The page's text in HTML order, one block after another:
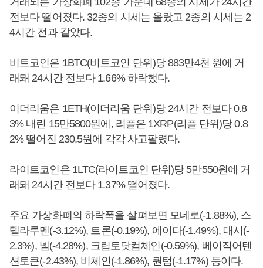
전보다 떨어졌다. 32종의 시세는 올랐고 2종의 시세는 2
4시간 전과 같았다.
비트코인은 1BTC(비트코인 단위)당 883만4천 원에 거
래돼 24시간 전보다 1.66% 하락했다.
이더리움은 1ETH(이더리움 단위)당 24시간 전보다 0.8
3% 내린 15만5800원에, 리플은 1XRP(리플 단위)당 0.8
2% 떨어진 230.5원에 각각 사고팔렸다.
라이트코인은 1LTC(라이트코인 단위)당 5만550원에 거
래돼 24시간 전보다 1.37% 떨어졌다.
주요 가상화폐의 하락폭을 살펴보면 모네로(-1.88%), 스
텔라루멘(-3.12%), 트론(-0.19%), 에이다(-1.49%), 대시(-
2.3%), 넴(-4.28%), 크립토닷컴체인(-0.59%), 베이직어텐
션토큰(-2.43%), 비체인(-1.86%), 퀀텀(-1.17%) 등이다.